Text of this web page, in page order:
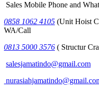
Sales Mobile Phone and
0858 1062 4105 (Unit Hoist
WA/Call
0813 5000 3576 ( Structur
salesjamatindo@gmail.com